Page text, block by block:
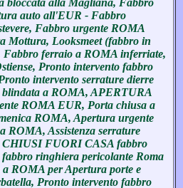
bloccata alla Magliana, Fabbro
auto all'EUR - Fabbro
Fabbro urgente ROMA
Mottura, Looksmeet (fabbro in
Fabbro ferraio a ROMA inferriate,
Pronto intervento fabbro
intervento serrature dierre
a ROMA, APERTURA
ROMA EUR, Porta chiusa a
ROMA, Apertura urgente
ROMA, Assistenza serrature
FUORI CASA fabbro
ringhiera pericolante Roma
ROMA per Apertura porte e
Pronto intervento fabbro